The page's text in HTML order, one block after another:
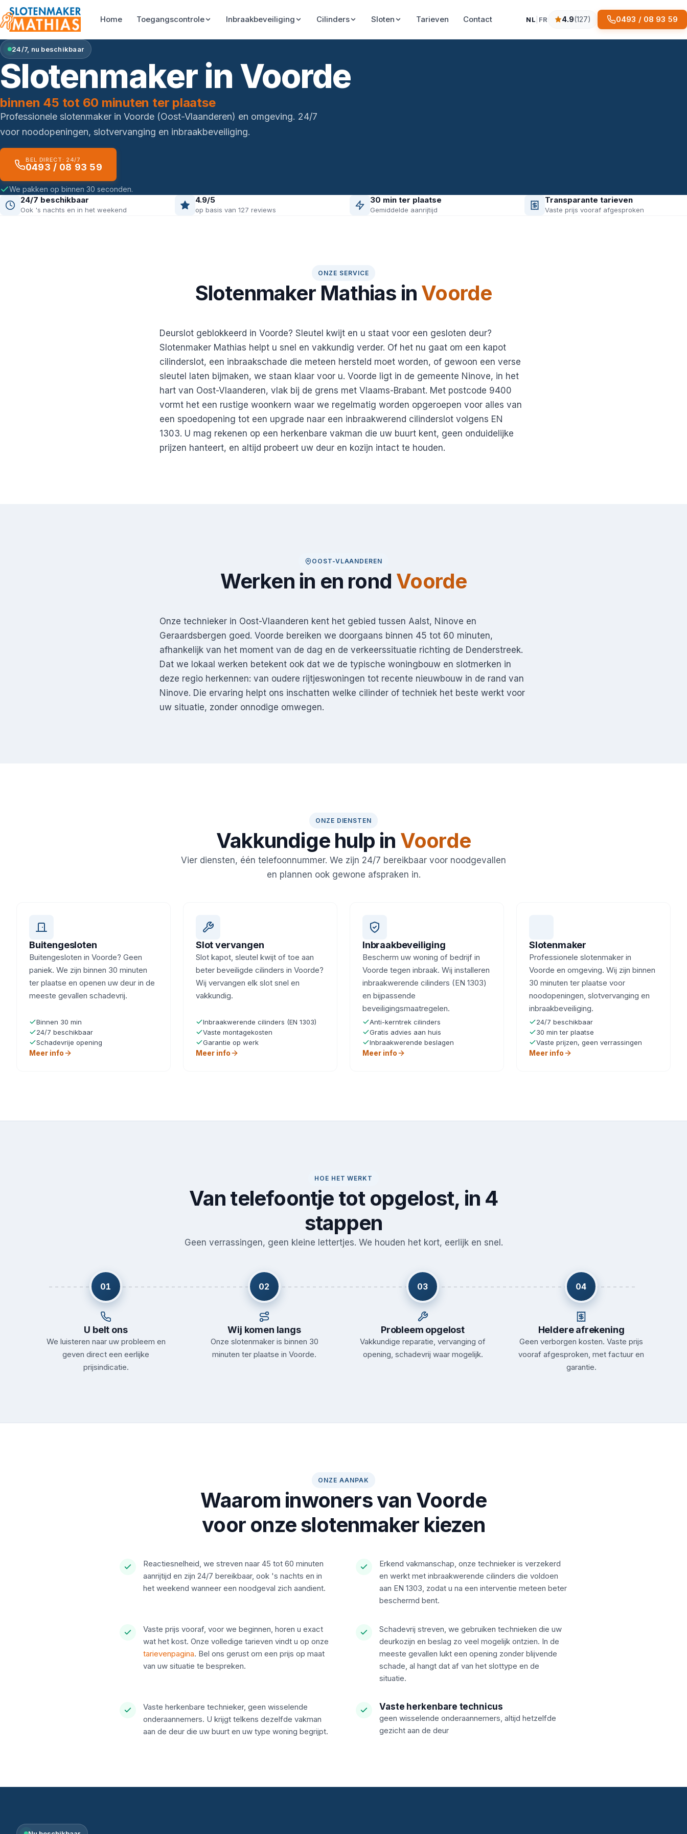
Home Toegangscontrole Inbraakbeveiliging Cilinders Sloten Tarieven Contact NL FR
4.9 sterren op basis van 127 reviews
4.9(127) 0493 / 08 93 59
24/7, nu beschikbaar
Slotenmaker in Voorde
binnen 45 tot 60 minuten ter plaatse
Professionele slotenmaker in Voorde (Oost-Vlaanderen) en omgeving. 24/7
voor noodopeningen, slotvervanging en inbraakbeveiliging.
BEL DIRECT: 24/7
0493 / 08 93 59
We pakken op binnen 30 seconden.
24/7 beschikbaar
Ook 's nachts en in het weekend
4.9/5
op basis van 127 reviews
30 min ter plaatse
Gemiddelde aanrijtijd
Transparante tarieven
Vaste prijs vooraf afgesproken
ONZE SERVICE
Slotenmaker Mathias in Voorde
Deurslot geblokkeerd in Voorde? Sleutel kwijt en u staat voor een gesloten deur?
Slotenmaker Mathias helpt u snel en vakkundig verder. Of het nu gaat om een kapot
cilinderslot, een inbraakschade die meteen hersteld moet worden, of gewoon een verse
sleutel laten bijmaken, we staan klaar voor u. Voorde ligt in de gemeente Ninove, in het
hart van Oost-Vlaanderen, vlak bij de grens met Vlaams-Brabant. Met postcode 9400
vormt het een rustige woonkern waar we regelmatig worden opgeroepen voor alles van
een spoedopening tot een upgrade naar een inbraakwerend cilinderslot volgens EN
1303. U mag rekenen op een herkenbare vakman die uw buurt kent, geen onduidelijke
prijzen hanteert, en altijd probeert uw deur en kozijn intact te houden.
OOST-VLAANDEREN
Werken in en rond Voorde
Onze technieker in Oost-Vlaanderen kent het gebied tussen Aalst, Ninove en
Geraardsbergen goed. Voorde bereiken we doorgaans binnen 45 tot 60 minuten,
afhankelijk van het moment van de dag en de verkeerssituatie richting de Denderstreek.
Dat we lokaal werken betekent ook dat we de typische woningbouw en slotmerken in
deze regio herkennen: van oudere rijtjeswoningen tot recente nieuwbouw in de rand van
Ninove. Die ervaring helpt ons inschatten welke cilinder of techniek het beste werkt voor
uw situatie, zonder onnodige omwegen.
ONZE DIENSTEN
Vakkundige hulp in Voorde
Vier diensten, één telefoonnummer. We zijn 24/7 bereikbaar voor noodgevallen
en plannen ook gewone afspraken in.
Buitengesloten
Buitengesloten in Voorde? Geen
paniek. We zijn binnen 30 minuten
ter plaatse en openen uw deur in de
meeste gevallen schadevrij.
Binnen 30 min
24/7 beschikbaar
Schadevrije opening
Meer info
Slot vervangen
Slot kapot, sleutel kwijt of toe aan
beter beveiligde cilinders in Voorde?
Wij vervangen elk slot snel en
vakkundig.
Inbraakwerende cilinders (EN 1303)
Vaste montagekosten
Garantie op werk
Meer info
Inbraakbeveiliging
Bescherm uw woning of bedrijf in
Voorde tegen inbraak. Wij installeren
inbraakwerende cilinders (EN 1303)
en bijpassende
beveiligingsmaatregelen.
Anti-kerntrek cilinders
Gratis advies aan huis
Inbraakwerende beslagen
Meer info
Slotenmaker
Professionele slotenmaker in
Voorde en omgeving. Wij zijn binnen
30 minuten ter plaatse voor
noodopeningen, slotvervanging en
inbraakbeveiliging.
24/7 beschikbaar
30 min ter plaatse
Vaste prijzen, geen verrassingen
Meer info
HOE HET WERKT
Van telefoontje tot opgelost, in 4
stappen
Geen verrassingen, geen kleine lettertjes. We houden het kort, eerlijk en snel.
01
U belt ons
We luisteren naar uw probleem en
geven direct een eerlijke
prijsindicatie.
02
Wij komen langs
Onze slotenmaker is binnen 30
minuten ter plaatse in Voorde.
03
Probleem opgelost
Vakkundige reparatie, vervanging of
opening, schadevrij waar mogelijk.
04
Heldere afrekening
Geen verborgen kosten. Vaste prijs
vooraf afgesproken, met factuur en
garantie.
ONZE AANPAK
Waarom inwoners van Voorde
voor onze slotenmaker kiezen
Reactiesnelheid, we streven naar 45 tot 60 minuten
aanrijtijd en zijn 24/7 bereikbaar, ook 's nachts en in
het weekend wanneer een noodgeval zich aandient.
Erkend vakmanschap, onze technieker is verzekerd
en werkt met inbraakwerende cilinders die voldoen
aan EN 1303, zodat u na een interventie meteen beter
beschermd bent.
Vaste prijs vooraf, voor we beginnen, horen u exact
wat het kost. Onze volledige tarieven vindt u op onze
tarievenpagina. Bel ons gerust om een prijs op maat
van uw situatie te bespreken.
Schadevrij streven, we gebruiken technieken die uw
deurkozijn en beslag zo veel mogelijk ontzien. In de
meeste gevallen lukt een opening zonder blijvende
schade, al hangt dat af van het slottype en de
situatie.
Vaste herkenbare technieker, geen wisselende
onderaannemers. U krijgt telkens dezelfde vakman
aan de deur die uw buurt en uw type woning begrijpt.
Vaste herkenbare technicus
geen wisselende onderaannemers, altijd hetzelfde
gezicht aan de deur